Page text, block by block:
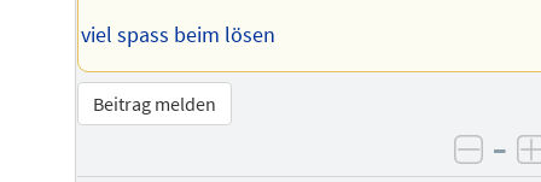
viel spass beim lösen
Beitrag melden
–